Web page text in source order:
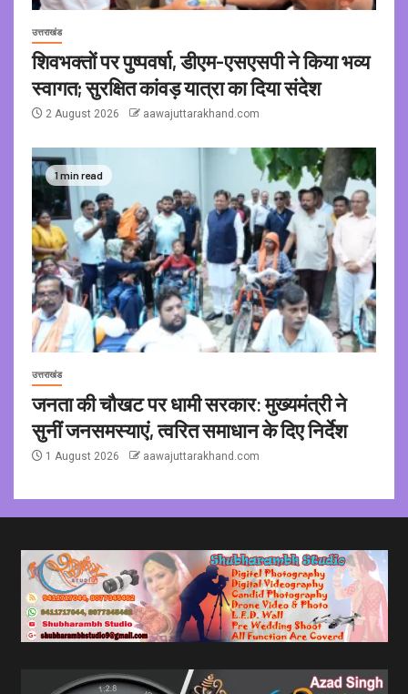
उत्तराखंड
शिवभक्तों पर पुष्पवर्षा, डीएम-एसएसपी ने किया भव्य
स्वागत; सुरक्षित कांवड़ यात्रा का दिया संदेश
2 August 2026 aawajuttarakhand.com
1 min read
उत्तराखंड
जनता की चौखट पर धामी सरकार: मुख्यमंत्री ने
सुनीं जनसमस्याएं, त्वरित समाधान के दिए निर्देश
1 August 2026 aawajuttarakhand.com